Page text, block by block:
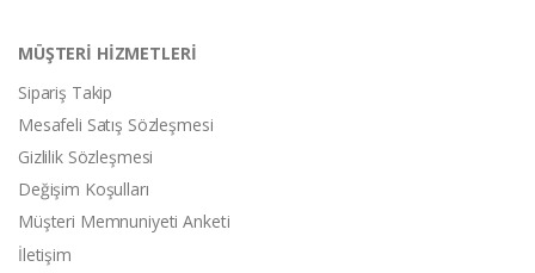
MÜŞTERİ HİZMETLERİ
Sipariş Takip
Mesafeli Satış Sözleşmesi
Gizlilik Sözleşmesi
Değişim Koşulları
Müşteri Memnuniyeti Anketi
İletişim